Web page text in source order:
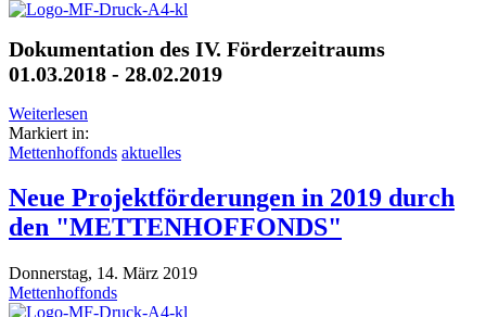
Dokumentation des IV. Förderzeitraums
01.03.2018 - 28.02.2019
Weiterlesen
Markiert in:
Mettenhoffonds aktuelles
Neue Projektförderungen in 2019 durch
den "METTENHOFFONDS"
Donnerstag, 14. März 2019
Mettenhoffonds